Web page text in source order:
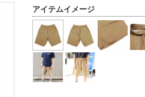
アイテムイメージ